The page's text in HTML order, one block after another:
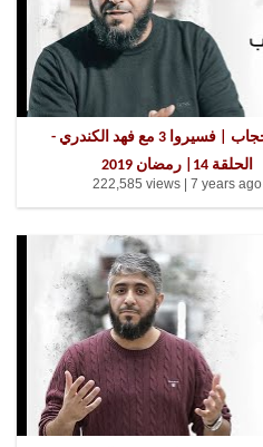
غربة حجاب | فسيروا 3 مع فهد الكندري -
الحلقة 14| رمضان 2019
222,585 views |7 years ago